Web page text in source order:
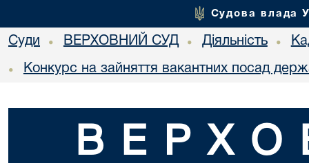
Судова влада
Суди • ВЕРХОВНИЙ СУД • Діяльність •
• Конкурс на зайняття вакантних посад